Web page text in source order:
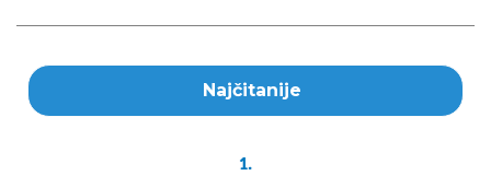
Najčitanije
1.